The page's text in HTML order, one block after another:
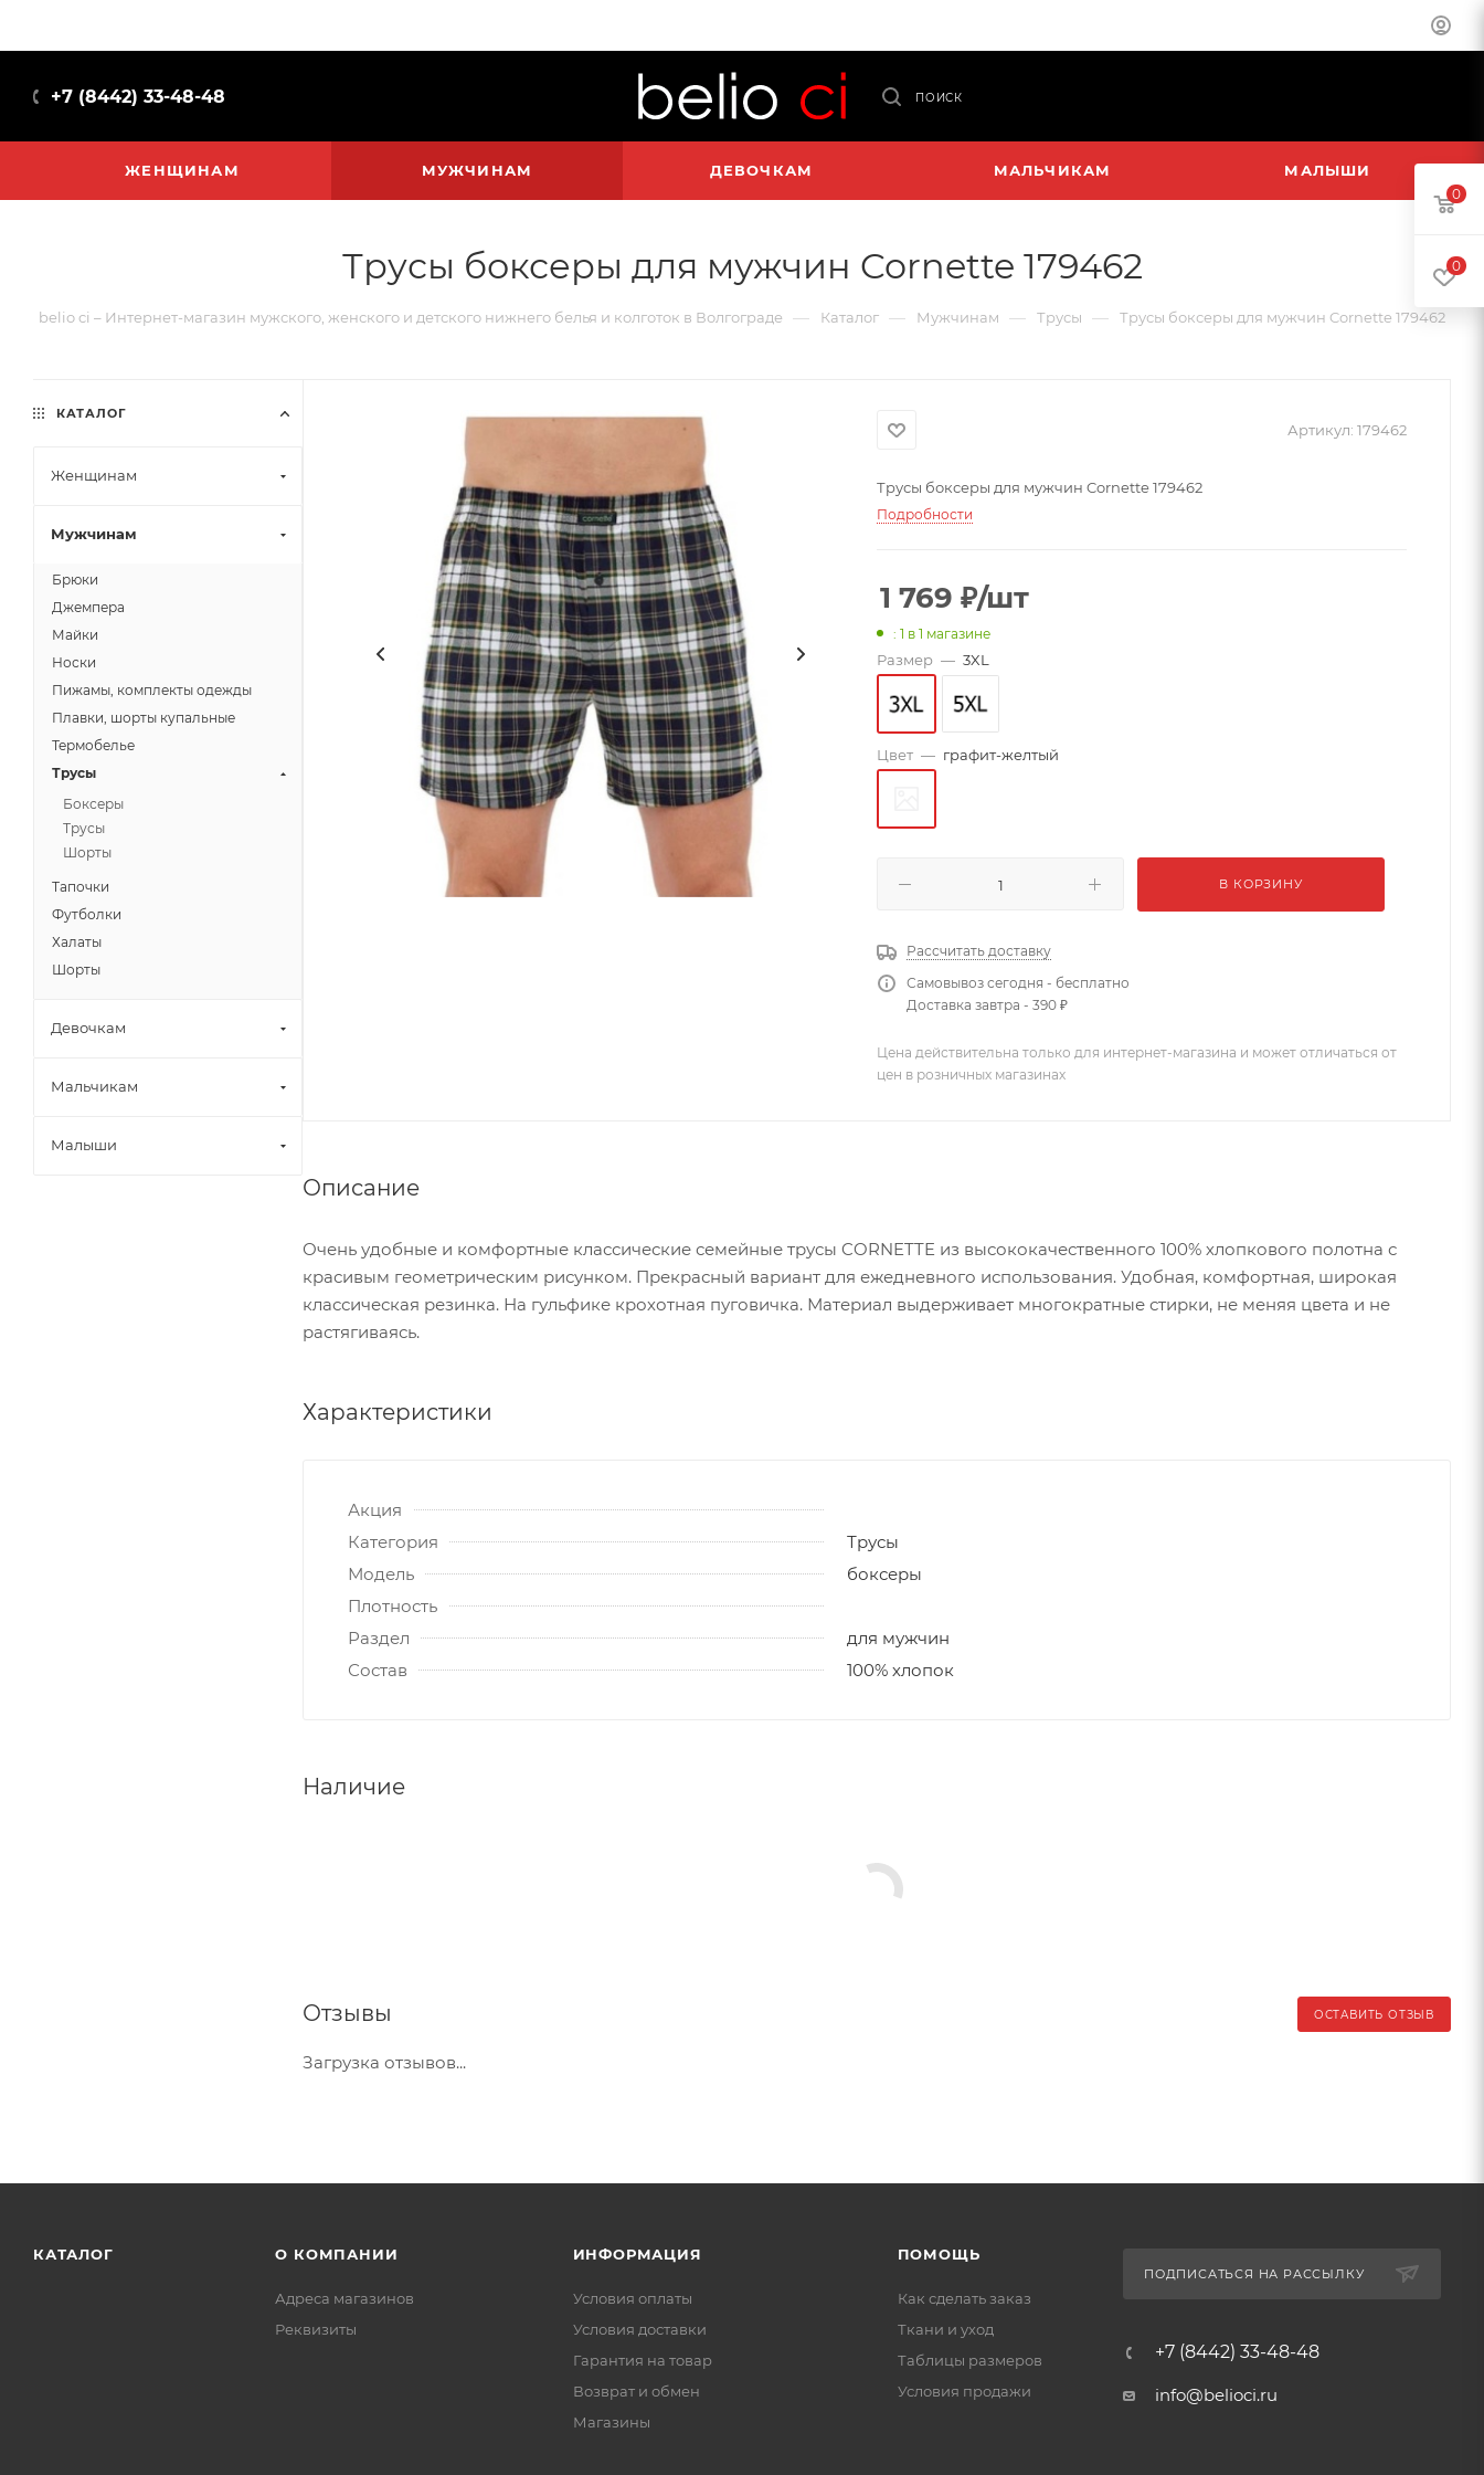
+7 (8442) 33-48-48 ПОИСК
ЖЕНЩИНАМ МУЖЧИНАМ ДЕВОЧКАМ МАЛЬЧИКАМ МАЛЫШИ
Трусы боксеры для мужчин Cornette 179462
belio ci – Интернет-магазин мужского, женского и детского нижнего белья и колготок в Волгограде — Каталог — Мужчинам — Трусы — Трусы боксеры для мужчин Cornette 179462
Артикул: 179462
Трусы боксеры для мужчин Cornette 179462
Подробности
1 769 ₽/шт
: 1 в 1 магазине
Размер — 3XL
Цвет — графит-желтый
В КОРЗИНУ
Рассчитать доставку
Самовывоз сегодня - бесплатно
Доставка завтра - 390 ₽
Цена действительна только для интернет-магазина и может отличаться от
цен в розничных магазинах
Описание
Очень удобные и комфортные классические семейные трусы CORNETTE из высококачественного 100% хлопкового полотна с
красивым геометрическим рисунком. Прекрасный вариант для ежедневного использования. Удобная, комфортная, широкая
классическая резинка. На гульфике крохотная пуговичка. Материал выдерживает многократные стирки, не меняя цвета и не
растягиваясь.
Характеристики
Акция
Категория
Трусы
Модель
боксеры
Плотность
Раздел
для мужчин
Состав
100% хлопок
Наличие
Отзывы ОСТАВИТЬ ОТЗЫВ
Загрузка отзывов...
КАТАЛОГ
Женщинам
Мужчинам
Брюки
Джемпера
Майки
Носки
Пижамы, комплекты одежды
Плавки, шорты купальные
Термобелье
Трусы
Боксеры
Трусы
Шорты
Тапочки
Футболки
Халаты
Шорты
Девочкам
Мальчикам
Малыши
КАТАЛОГ О КОМПАНИИ
Адреса магазинов
Реквизиты
ИНФОРМАЦИЯ
Условия оплаты
Условия доставки
Гарантия на товар
Возврат и обмен
Магазины
ПОМОЩЬ
Как сделать заказ
Ткани и уход
Таблицы размеров
Условия продажи
ПОДПИСАТЬСЯ НА РАССЫЛКУ
+7 (8442) 33-48-48
info@belioci.ru
0
0